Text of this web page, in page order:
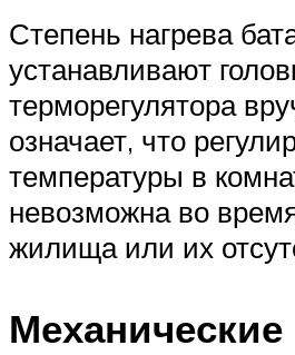
Степень нагрева
устанавливают
терморегулятора
означает, что
температуры в
невозможна во
жилища или их
Механические